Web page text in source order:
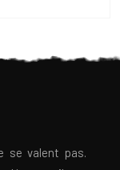
se valent pas.